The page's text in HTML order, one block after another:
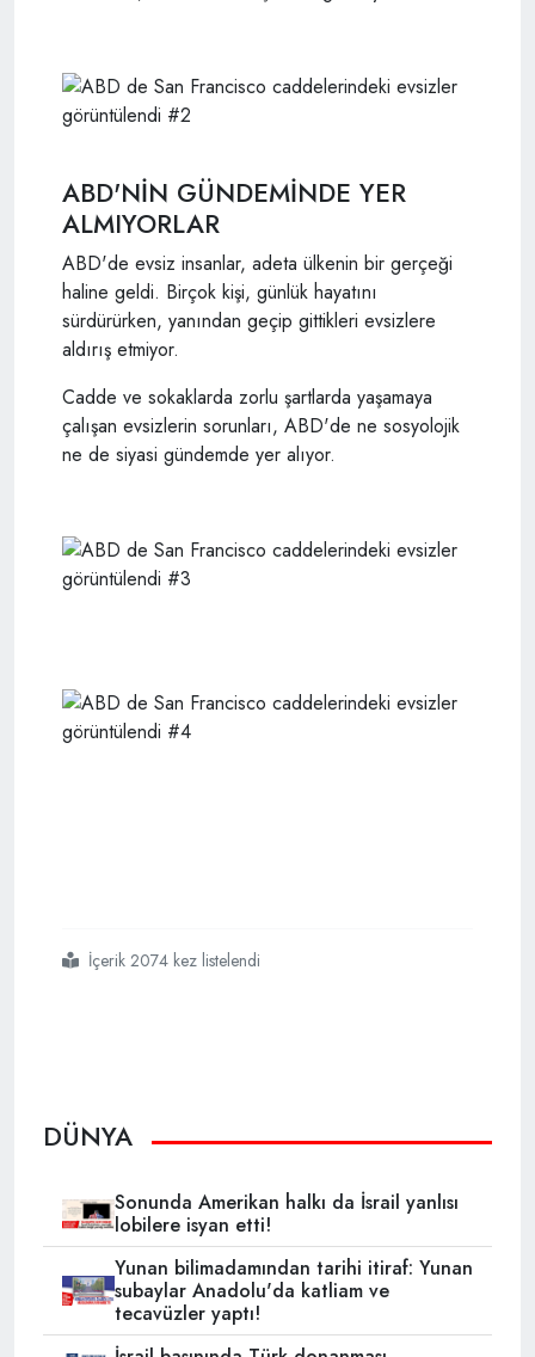
ABD'NİN GÜNDEMİNDE YER
ALMIYORLAR
ABD'de evsiz insanlar, adeta ülkenin bir gerçeği
haline geldi. Birçok kişi, günlük hayatını
sürdürürken, yanından geçip gittikleri evsizlere
aldırış etmiyor.
Cadde ve sokaklarda zorlu şartlarda yaşamaya
çalışan evsizlerin sorunları, ABD'de ne sosyolojik
ne de siyasi gündemde yer alıyor.
#abdde
#caddelerindeki
#evsizler
#görüntülendi
İçerik 2074 kez listelendi
DÜNYA
Sonunda Amerikan halkı da İsrail yanlısı
lobilere isyan etti!
Yunan bilimadamından tarihi itiraf: Yunan
subaylar Anadolu'da katliam ve
tecavüzler yaptı!